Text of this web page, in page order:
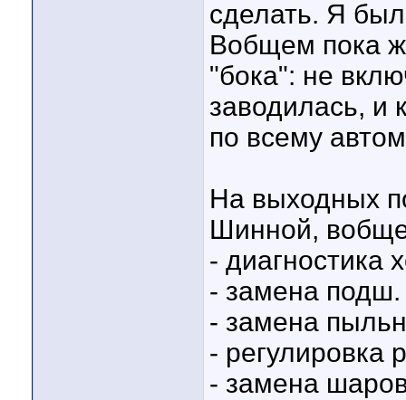
сделать. Я
Вобщем пока
"бока": не
заводилась, и
по всему
На выходных
Шинной,
- диагностика
- замена подш.
- замена
- регулировка
- замена